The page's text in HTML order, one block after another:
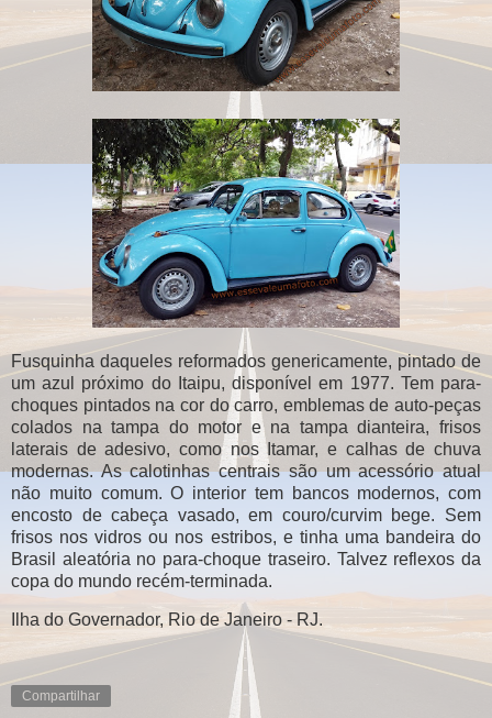
Fusquinha daqueles reformados genericamente, pintado de
um azul próximo do Itaipu, disponível em 1977. Tem para-
choques pintados na cor do carro, emblemas de auto-peças
colados na tampa do motor e na tampa dianteira, frisos
laterais de adesivo, como nos Itamar, e calhas de chuva
modernas. As calotinhas centrais são um acessório atual
não muito comum. O interior tem bancos modernos, com
encosto de cabeça vasado, em couro/curvim bege. Sem
frisos nos vidros ou nos estribos, e tinha uma bandeira do
Brasil aleatória no para-choque traseiro. Talvez reflexos da
copa do mundo recém-terminada.
Ilha do Governador, Rio de Janeiro - RJ.
Compartilhar